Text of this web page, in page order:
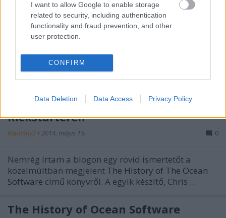
I want to allow Google to enable storage
related to security, including authentication
functionality and fraud prevention, and other
user protection.
CONFIRM
Data Deletion Data Access Privacy Policy
Kapitány2•2014. június 02.
2014-ben is voltunk a szegedi retrókiállításon, ami
még május 17-18-án került megrendezésre, de csak
most jutottam el oda, hogy leírjam a szokásos ...
The History of U.S. Gold a
Kickstarteren
Kapitány2 • 2014. május 15. 0
Nemrég írtam a blogon egy rövid ismertetőt a
közelmúltban megjelent The History of The Ocean
Software című könyvről. A egyik készítő, Chris ...
The History of Ocean Software